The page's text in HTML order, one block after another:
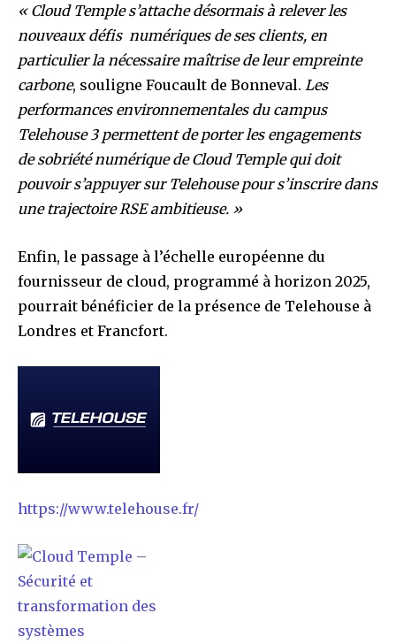
« Cloud Temple s’attache désormais à relever les
nouveaux défis numériques de ses clients, en
particulier la nécessaire maîtrise de leur empreinte
carbone, souligne Foucault de Bonneval. Les
performances environnementales du campus
Telehouse 3 permettent de porter les engagements
de sobriété numérique de Cloud Temple qui doit
pouvoir s’appuyer sur Telehouse pour s’inscrire dans
une trajectoire RSE ambitieuse. »
Enfin, le passage à l’échelle européenne du
fournisseur de cloud, programmé à horizon 2025,
pourrait bénéficier de la présence de Telehouse à
Londres et Francfort.
https://www.telehouse.fr/